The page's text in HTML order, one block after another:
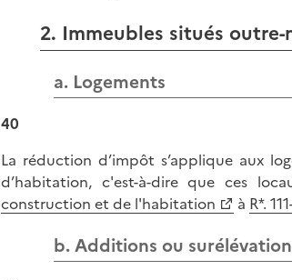
2. Immeubles situés
a. Logements
40
La réduction d’impôt s’applique aux
d’habitation, c'est-à-dire que ces
construction et de l'habitation
à R*.
b. Additions ou